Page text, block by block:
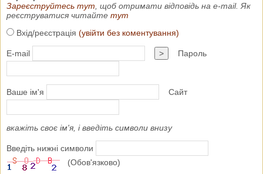
Зареєструйтесь тут , щоб отримати відповідь на e-mail. Як
реєструватися читайте тут
Вхід/реєстрація (увійти без коментування)
E-mail > Пароль
Ваше ім'я Сайт
вкажіть своє ім'я, і введіть символи внизу
Введіть нижні символи
(Обов'язково)